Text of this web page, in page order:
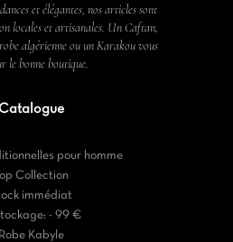
et élégantes, nos articles sont
locales et artisanales. Un Caftan,
algérienne ou un Karakou vous
le bonne boutique.
Catalogue
pour homme
Collection
immédiat
- 99 €
Robe Kabyle